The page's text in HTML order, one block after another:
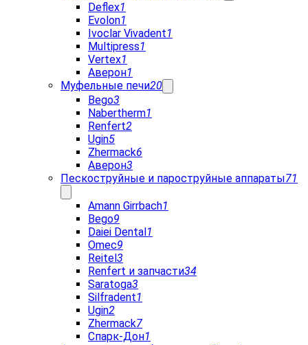
Deflex1
Evolon1
Ivoclar Vivadent1
Multipress1
Vertex1
Аверон1
Муфельные печи20
Bego3
Nabertherm1
Renfert2
Ugin5
Zhermack6
Аверон3
Пескоструйные и пароструйные аппараты71
Amann Girrbach1
Bego9
Daiei Dental1
Omec9
Reitel3
Renfert и запчасти34
Saratoga3
Silfradent1
Ugin2
Zhermack7
Спарк-Дон1